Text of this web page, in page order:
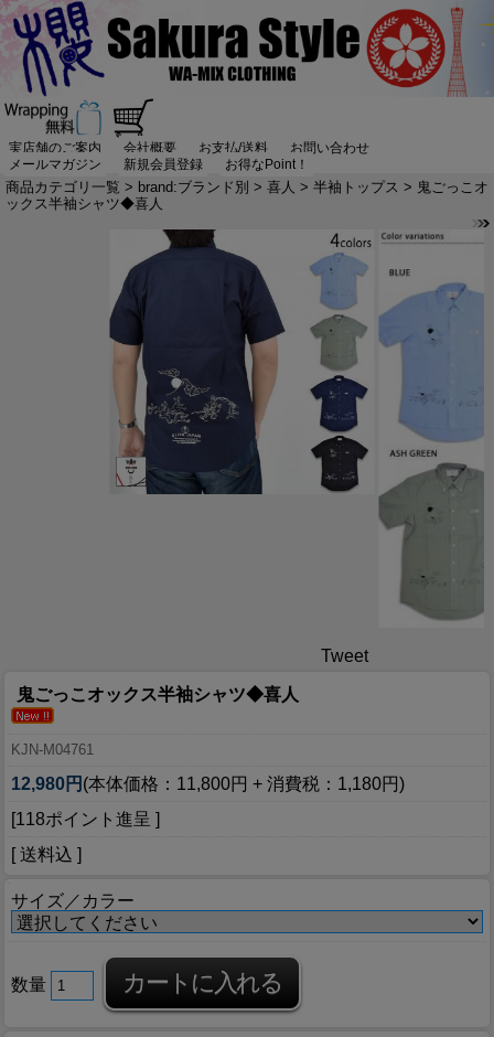
実店舗のご案内 会社概要 お支払/送料
お問い合わせ
メールマガジン
新規会員登録 お得なPoint！
商品カテゴリ一覧 > brand:ブランド別 > 喜人 > 半袖トップス > 鬼ごっこオ
ックス半袖シャツ◆喜人
Tweet
鬼ごっこオックス半袖シャツ◆喜人
KJN-M04761
12,980円 (本体価格：11,800円 + 消費税：1,180円)
[118ポイント進呈 ]
[ 送料込 ]
サイズ／カラー
数量